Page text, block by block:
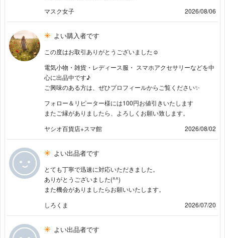
マスク女子
2026/08/06
よい購入者です
この度はお取引ありがとうございました☺️
電気小物・雑貨・レディース服・ スマホアクセサリーなどを中
心に出品中です♪
ご興味のある方は、ぜひプロフィールからご覧ください✨
フォロー＆リピーター様には100円お値引きいたします
またご縁がありましたら、よろしくお願い致します。
ヤシオ百貨店+スマ館
2026/08/02
よい出品者です
とても丁寧で迅速に対応いただきました。
ありがとうございました(^^)
また機会がありましたらお願いいたします。
しろくま
2026/07/20
よい出品者です